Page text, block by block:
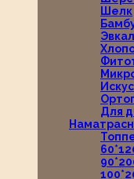
Шелк
Для